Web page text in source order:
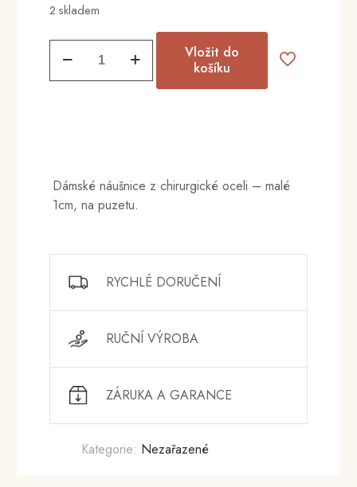
2 skladem
č.
Vložit do
košíku
Dámské náušnice z chirurgické oceli – malé
1cm, na puzetu.
RYCHLÉ DORUČENÍ
RUČNÍ VÝROBA
ZÁRUKA A GARANCE
Kategorie: Nezařazené